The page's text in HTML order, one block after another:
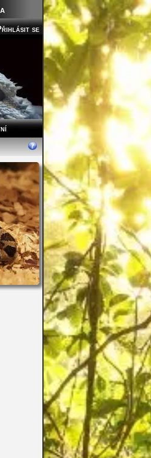
se